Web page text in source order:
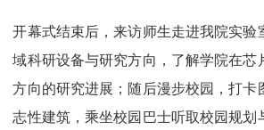
开幕式结束后，来访师生走进我院实验
域科研设备与研究方向，了解学院在芯
方向的研究进展；随后漫步校园，打卡
志性建筑，乘坐校园巴士听取校园规划